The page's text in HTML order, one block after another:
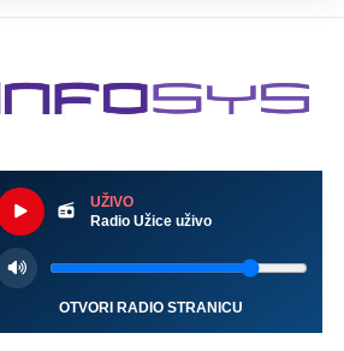
UŽIVO
Radio Užice uživo
OTVORI RADIO STRANICU